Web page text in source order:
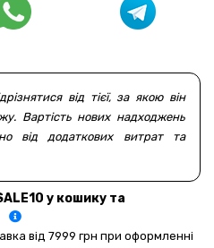
від тієї, за якою він
Вартість нових надходжень
від додаткових витрат та
у кошику та
від 7999 грн при оформленні